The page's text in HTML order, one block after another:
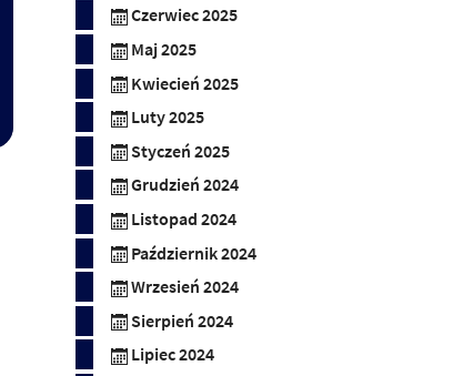
Czerwiec 2025
Maj 2025
Kwiecień 2025
Luty 2025
Styczeń 2025
Grudzień 2024
Listopad 2024
Październik 2024
Wrzesień 2024
Sierpień 2024
Lipiec 2024